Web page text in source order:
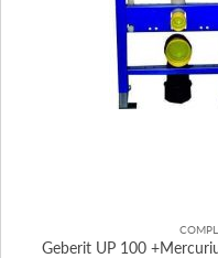
Geberit UP 100